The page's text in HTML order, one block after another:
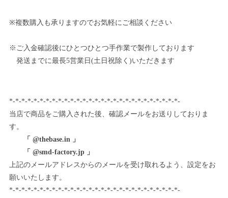
※複数購入も承りますのでお気軽にご相談ください
※ご入金確認後にひとつひとつ手作業で製作しております
発送までに最長5営業日(土日祝除く)いただきます
*-*-*-*-*-*-*-*-*-*-*-*-*-*-*-*-*-*-*-*-*-*-*-*-*-*-*-*-
当店で商品をご購入された後、確認メールをお送りしておりま
す。
「 @thebase.in 」
「 @smd-factory.jp 」
上記のメールアドレスからのメールを受け取れるよう、設定をお
願いいたします。
*-*-*-*-*-*-*-*-*-*-*-*-*-*-*-*-*-*-*-*-*-*-*-*-*-*-*-*-